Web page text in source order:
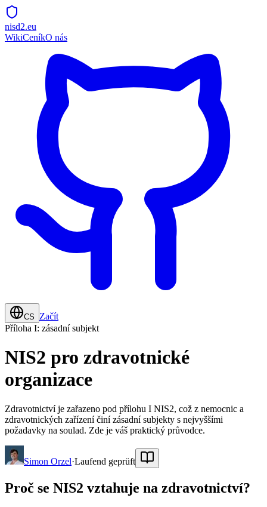
nisd2.eu
WikiCeníkO nás
CS
Začít
Příloha I: zásadní subjekt
NIS2 pro zdravotnické
organizace
Zdravotnictví je zařazeno pod přílohu I NIS2, což z nemocnic a
zdravotnických zařízení činí zásadní subjekty s nejvyššími
požadavky na soulad. Zde je váš praktický průvodce.
Simon Orzel·Laufend geprüft
Proč se NIS2 vztahuje na zdravotnictví?